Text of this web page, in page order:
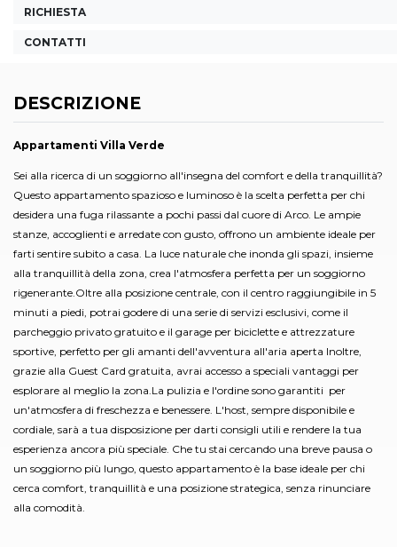
RICHIESTA
CONTATTI
DESCRIZIONE
Appartamenti Villa Verde
Sei alla ricerca di un soggiorno all'insegna del comfort e della tranquillità?
Questo appartamento spazioso e luminoso è la scelta perfetta per chi
desidera una fuga rilassante a pochi passi dal cuore di Arco. Le ampie
stanze, accoglienti e arredate con gusto, offrono un ambiente ideale per
farti sentire subito a casa. La luce naturale che inonda gli spazi, insieme
alla tranquillità della zona, crea l'atmosfera perfetta per un soggiorno
rigenerante.Oltre alla posizione centrale, con il centro raggiungibile in 5
minuti a piedi, potrai godere di una serie di servizi esclusivi, come il
parcheggio privato gratuito e il garage per biciclette e attrezzature
sportive, perfetto per gli amanti dell'avventura all'aria aperta Inoltre,
grazie alla Guest Card gratuita, avrai accesso a speciali vantaggi per
esplorare al meglio la zona.La pulizia e l'ordine sono garantiti per
un'atmosfera di freschezza e benessere. L'host, sempre disponibile e
cordiale, sarà a tua disposizione per darti consigli utili e rendere la tua
esperienza ancora più speciale. Che tu stai cercando una breve pausa o
un soggiorno più lungo, questo appartamento è la base ideale per chi
cerca comfort, tranquillità e una posizione strategica, senza rinunciare
alla comodità.